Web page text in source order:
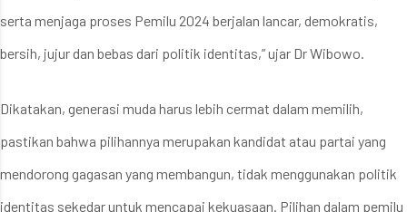
serta menjaga proses Pemilu 2024 berjalan lancar, demokratis,
bersih, jujur dan bebas dari politik identitas,” ujar Dr Wibowo.
Dikatakan, generasi muda harus lebih cermat dalam memilih,
pastikan bahwa pilihannya merupakan kandidat atau partai yang
mendorong gagasan yang membangun, tidak menggunakan politik
identitas sekedar untuk mencapai kekuasaan. Pilihan dalam pemilu